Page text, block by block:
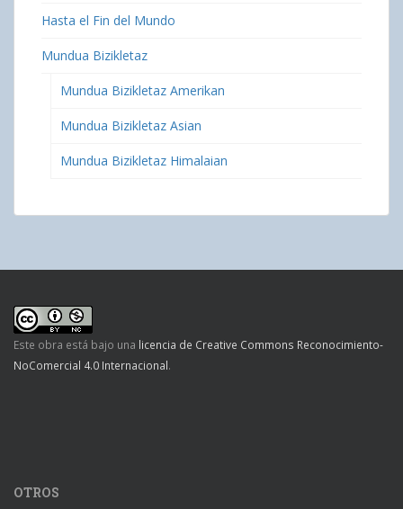
Hasta el Fin del Mundo
Mundua Bizikletaz
Mundua Bizikletaz Amerikan
Mundua Bizikletaz Asian
Mundua Bizikletaz Himalaian
Este obra está bajo una licencia de Creative Commons Reconocimiento-
NoComercial 4.0 Internacional.
OTROS